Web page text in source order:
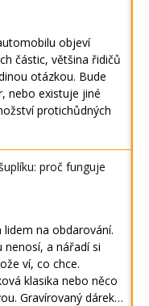
objeví
částic, většina řidičů
otázkou. Bude
nebo existuje jiné
protichůdných
proč funguje
na obdarování.
a nářadí si
ví, co chce.
klasika nebo něco
Gravírovaný dárek…